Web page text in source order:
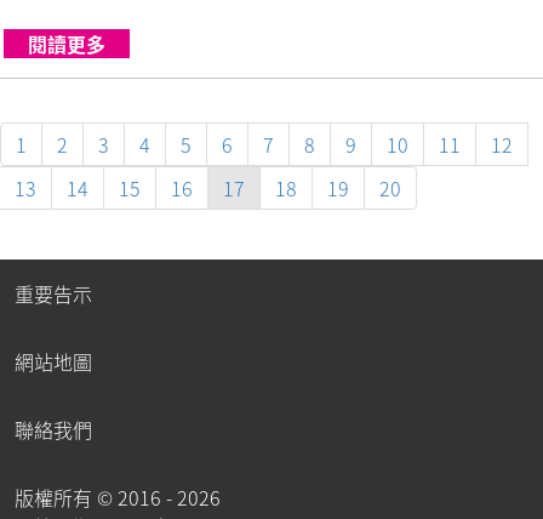
閱讀更多
1 2 3 4 5 6 7 8 9 10 11
12
13
14 15 16 17 18 19 20
重要告示
網站地圖
聯絡我們
版權所有 ©2016 - 2026